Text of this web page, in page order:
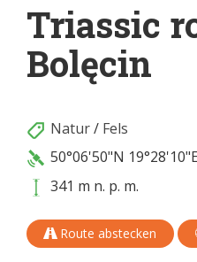
Triassic
Bolęcin
Natur/ Fels
50°06'50"N 19°28'10"E
341 m n. p. m.
Route abstecken